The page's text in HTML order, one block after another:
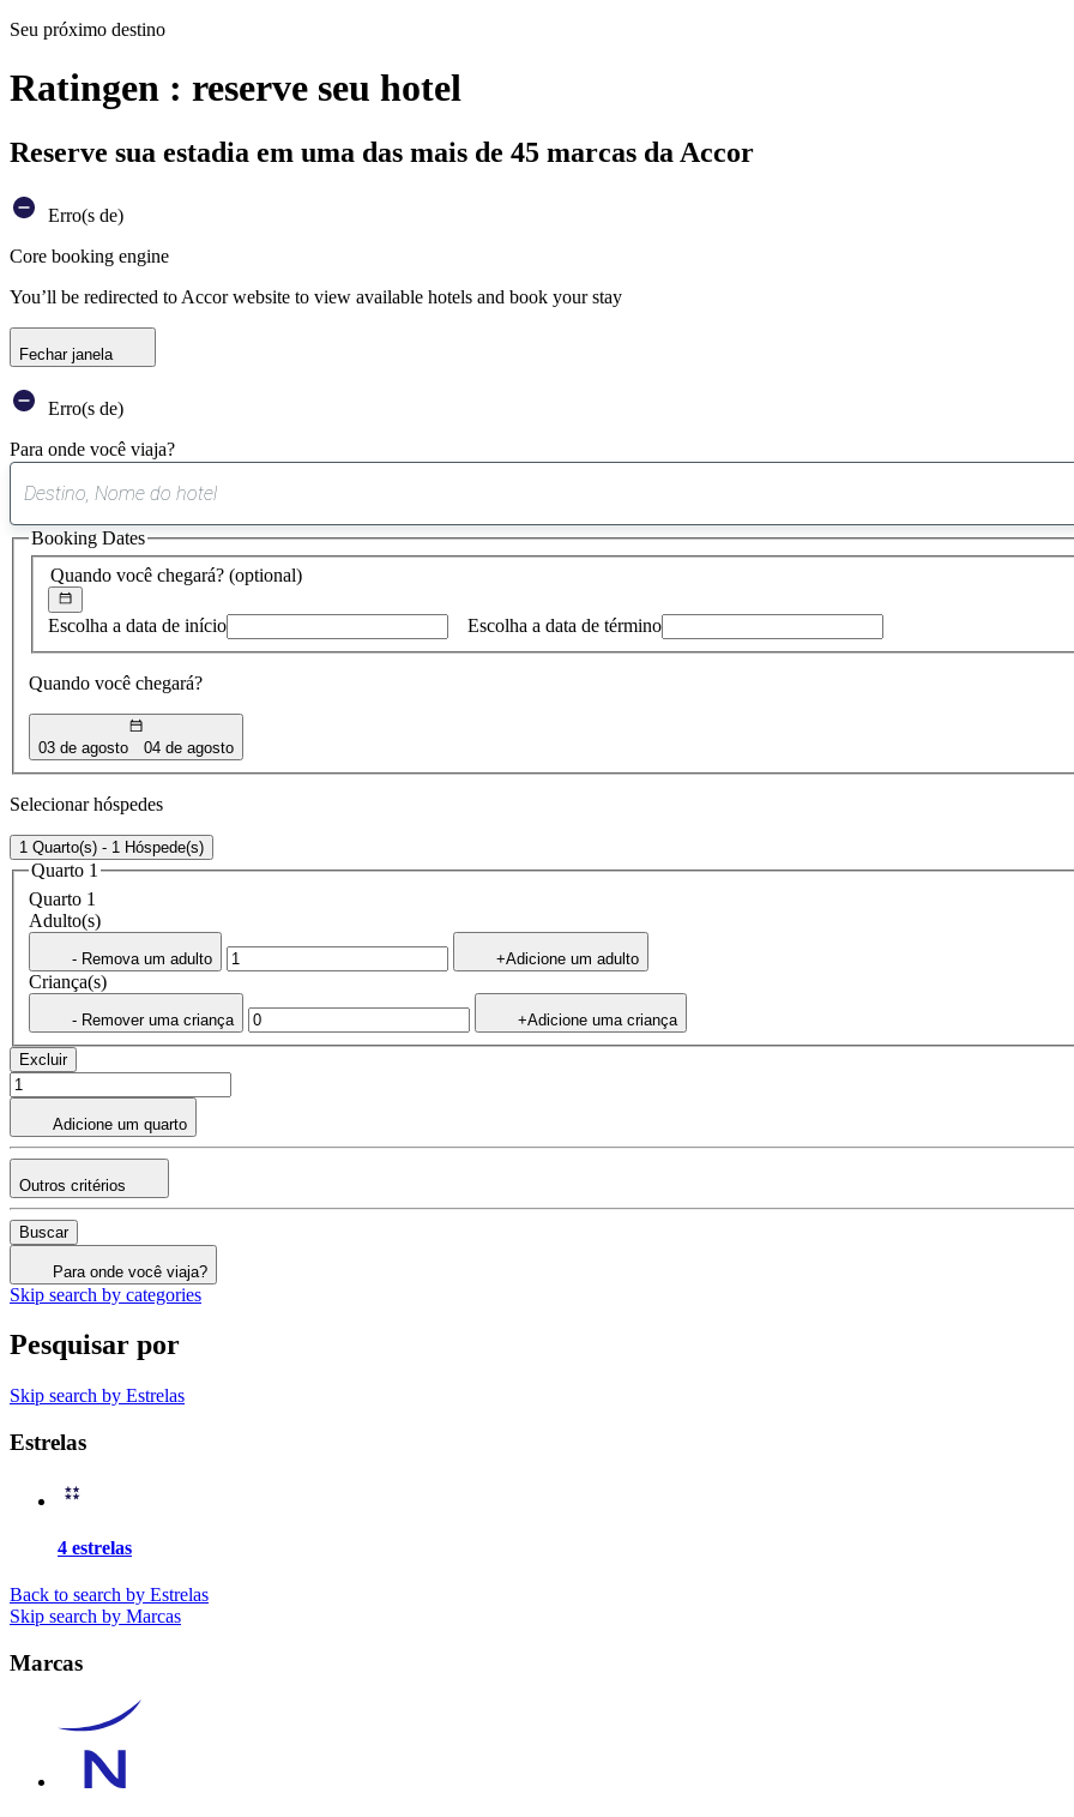
Seu próximo destino
Ratingen : reserve seu hotel
Reserve sua estadia em uma das mais de 45 marcas da Accor
Erro(s de)
Core booking engine
You’ll be redirected to Accor website to view available hotels and book your stay
Fechar janela
Erro(s de)
Para onde você viaja?
sugestão
encontrada
Quando você chegará? (optional)
Escolha a data de início Escolha a data de término
Quando você chegará?
03 de agosto 04 de agosto
Booking Dates
Selecionar hóspedes
1 Quarto(s) - 1 Hóspede(s)
Quarto 1
Quarto 1
Adulto(s)
- Remova um adulto +Adicione um adulto
Criança(s)
- Remover uma criança +Adicione uma criança
Excluir
Adicione um quarto
Outros critérios
Buscar
Para onde você viaja?
Skip search by categories
Pesquisar por
Skip search by Estrelas
Estrelas
4 estrelas
Back to search by Estrelas
Skip search by Marcas
Marcas